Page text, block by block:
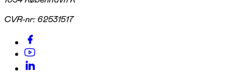
CVR-nr: 62531517